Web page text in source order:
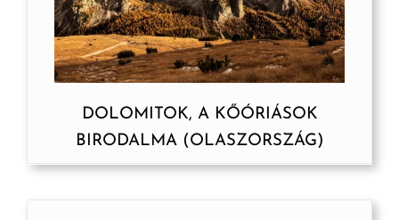
DOLOMITOK, A KŐÓRIÁSOK
BIRODALMA (OLASZORSZÁG)